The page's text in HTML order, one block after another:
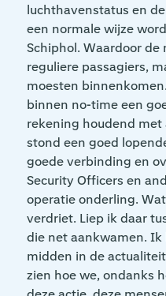
luchthavenstatus en
een normale wijze
Schiphol. Waardoor
reguliere passagiers,
moesten
binnen no-time een
rekening houdend met
stond een goed
goede verbinding en
Security Officers en
operatie onderling.
verdriet. Liep ik daar
die net aankwamen.
midden in de
zien hoe we, ondanks